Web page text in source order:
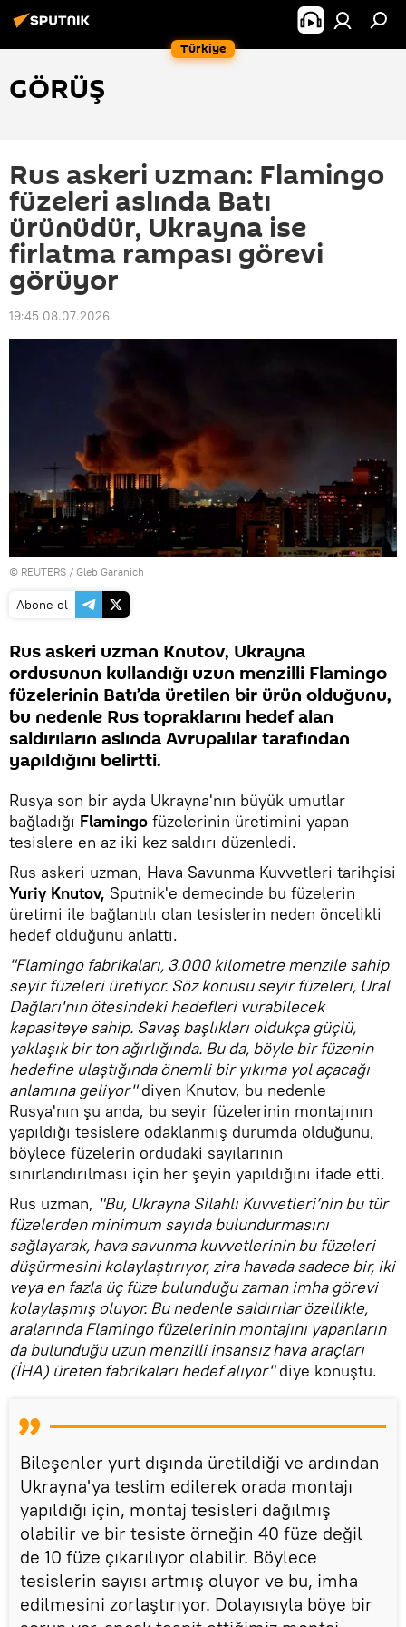
Türkiye
GÖRÜŞ
Rus askeri uzman: Flamingo
füzeleri aslında Batı
ürünüdür, Ukrayna ise
firlatma rampası görevi
görüyor
19:45 08.07.2026
© REUTERS / Gleb Garanich
Abone ol
Rus askeri uzman Knutov, Ukrayna
ordusunun kullandığı uzun menzilli Flamingo
füzelerinin Batı’da üretilen bir ürün olduğunu,
bu nedenle Rus topraklarını hedef alan
saldırıların aslında Avrupalılar tarafından
yapıldığını belirtti.
Rusya son bir ayda Ukrayna'nın büyük umutlar
bağladığı Flamingo füzelerinin üretimini yapan
tesislere en az iki kez saldırı düzenledi.
Rus askeri uzman, Hava Savunma Kuvvetleri tarihçisi
Yuriy Knutov, Sputnik'e demecinde bu füzelerin
üretimi ile bağlantılı olan tesislerin neden öncelikli
hedef olduğunu anlattı.
"Flamingo fabrikaları, 3.000 kilometre menzile sahip
seyir füzeleri üretiyor. Söz konusu seyir füzeleri, Ural
Dağları'nın ötesindeki hedefleri vurabilecek
kapasiteye sahip. Savaş başlıkları oldukça güçlü,
yaklaşık bir ton ağırlığında. Bu da, böyle bir füzenin
hedefine ulaştığında önemli bir yıkıma yol açacağı
anlamına geliyor"diyen Knutov, bu nedenle
Rusya'nın şu anda, bu seyir füzelerinin montajının
yapıldığı tesislere odaklanmış durumda olduğunu,
böylece füzelerin ordudaki sayılarının
sınırlandırılması için her şeyin yapıldığını ifade etti.
Rus uzman, "Bu, Ukrayna Silahlı Kuvvetleri’nin bu tür
füzelerden minimum sayıda bulundurmasını
sağlayarak, hava savunma kuvvetlerinin bu füzeleri
düşürmesini kolaylaştırıyor, zira havada sadece bir, iki
veya en fazla üç füze bulunduğu zaman imha görevi
kolaylaşmış oluyor. Bu nedenle saldırılar özellikle,
aralarında Flamingo füzelerinin montajını yapanların
da bulunduğu uzun menzilli insansız hava araçları
(İHA) üreten fabrikaları hedef alıyor"diye konuştu.
Bileşenler yurt dışında üretildiği ve ardından
Ukrayna'ya teslim edilerek orada montajı
yapıldığı için, montaj tesisleri dağılmış
olabilir ve bir tesiste örneğin 40 füze değil
de 10 füze çıkarılıyor olabilir. Böylece
tesislerin sayısı artmış oluyor ve bu, imha
edilmesini zorlaştırıyor. Dolayısıyla böye bir